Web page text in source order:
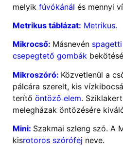
melyik fúvókánál és mennyi
Metrikus táblázat: Metrikus.
Mikrocső: Másnevén
csepegtető gombák
Mikroszóró: Közvetlenül a
pálcára szerelt, kis
terítő öntöző elem.
melegházak öntözésére
Mini: Szakmai szleng szó. A
kisrotoros szórófej neve.